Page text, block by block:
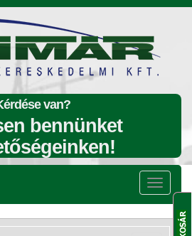
van?
bennünket
Menü